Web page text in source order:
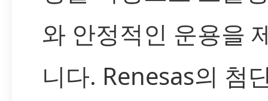
와 안정적인 운용을
니다. Renesas의 첨